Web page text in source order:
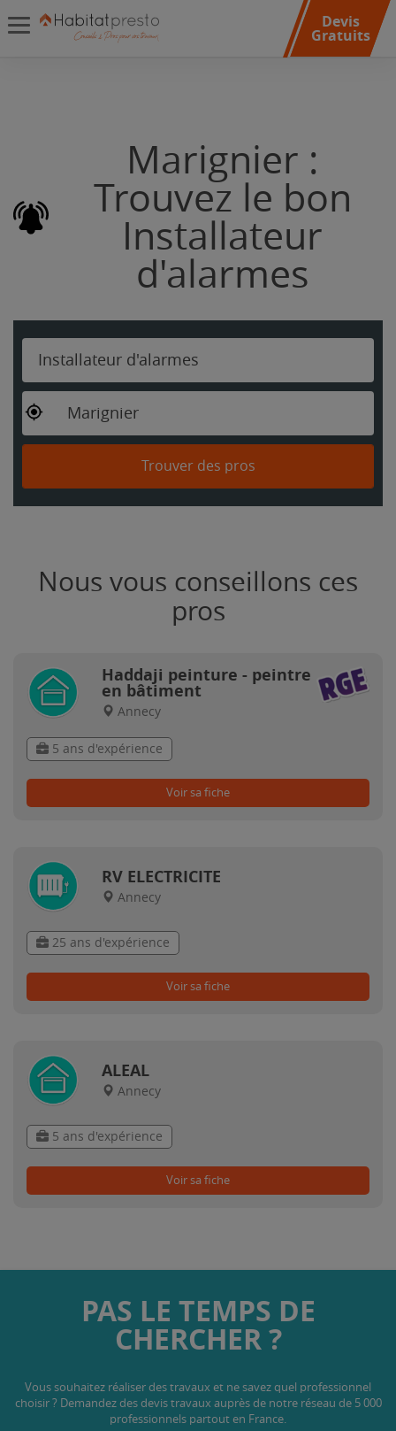
Devis
Gratuits
Marignier :
Trouvez le bon
Installateur
d'alarmes
Installateur d'alarmes
Marignier
Trouver des pros
Nous vous conseillons ces
pros
Haddaji peinture - peintre
en bâtiment
Annecy
5 ans d'expérience
Voir sa fiche
RV ELECTRICITE
Annecy
25 ans d'expérience
Voir sa fiche
ALEAL
Annecy
5 ans d'expérience
Voir sa fiche
PAS LE TEMPS DE
CHERCHER ?
Vous souhaitez réaliser des travaux et ne savez quel professionnel
choisir ? Demandez des devis travaux auprès de notre réseau de 5 000
professionnels partout en France.